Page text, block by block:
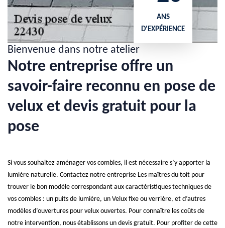
ANS
D'EXPÉRIENCE
Bienvenue dans notre atelier
Notre entreprise offre un
savoir-faire reconnu en pose de
velux et devis gratuit pour la
pose
Si vous souhaitez aménager vos combles, il est nécessaire s’y apporter la
lumière naturelle. Contactez notre entreprise Les maîtres du toit pour
trouver le bon modèle correspondant aux caractéristiques techniques de
vos combles : un puits de lumière, un Velux fixe ou verrière, et d’autres
modèles d’ouvertures pour velux ouvertes. Pour connaître les coûts de
notre intervention, nous établissons un devis gratuit. Pour profiter de cette